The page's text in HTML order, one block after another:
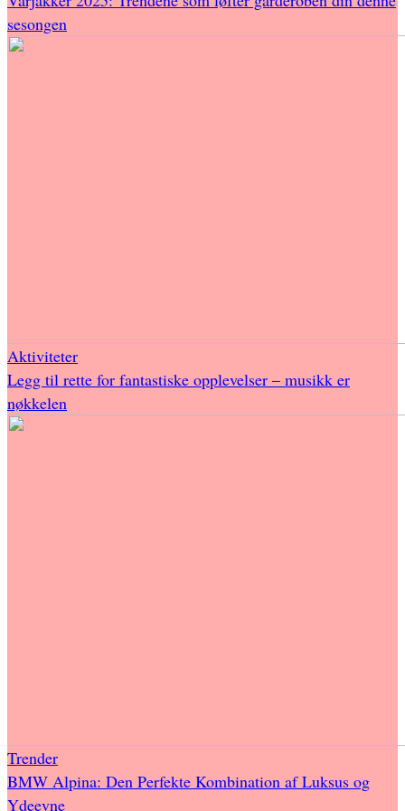
sesongen
Aktiviteter
Legg til rette for fantastiske opplevelser – musikk er
nøkkelen
Trender
BMW Alpina: Den Perfekte Kombination af Luksus og
Ydeevne